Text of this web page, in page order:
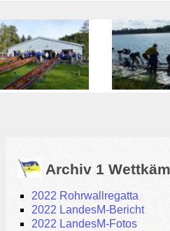
Archiv 1
2022 Rohrwallregatta
2022 LandesM-Bericht
2022 LandesM-Fotos